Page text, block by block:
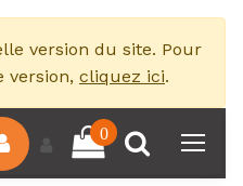
version du site. Pour
version, cliquez ici.
0